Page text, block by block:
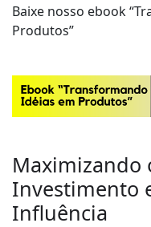
Baixe nosso ebook
Produtos”
Maximizando
Investimento
Influência